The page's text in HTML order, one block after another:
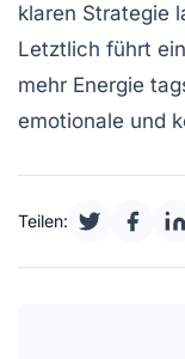
klaren Strategie
Letztlich führt
mehr Energie
emotionale und
Teilen: